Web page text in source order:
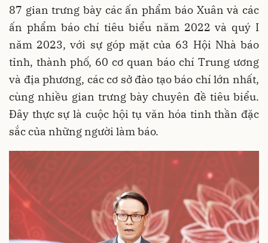
87 gian trưng bày các ấn phẩm báo Xuân và các
ấn phẩm báo chí tiêu biểu năm 2022 và quý I
năm 2023, với sự góp mặt của 63 Hội Nhà báo
tỉnh, thành phố, 60 cơ quan báo chí Trung ương
và địa phương, các cơ sở đào tạo báo chí lớn nhất,
cùng nhiều gian trưng bày chuyên đề tiêu biểu.
Đây thực sự là cuộc hội tụ văn hóa tinh thần đặc
sắc của những người làm báo.